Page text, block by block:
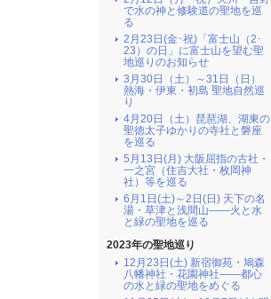
で水の神と修験道の聖地を巡
る
2月23日(金･祝)「富士山（2･
23）の日」に富士山を望む聖
地巡りのお知らせ
3月30日（土）～31日（日）
熱海・伊東・初島 聖地自然巡
り
4月20日（土）琵琶湖、湖東の
聖徳太子ゆかりの寺社と磐座
を巡る
5月13日(月) 大阪屈指の古社・
一之宮（住吉大社・枚岡神
社）等を巡る
6月1日(土)～2日(日) 天下の名
湯・草津と浅間山――火と水
と緑の聖地を巡る
2023年の聖地巡り
12月23日(土) 新宿御苑・鳩森
八幡神社・花園神社――都心
の水と緑の聖地をめぐる